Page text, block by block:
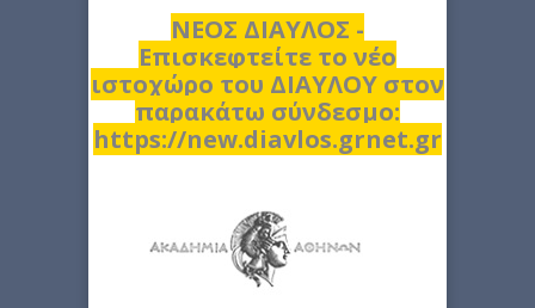
ΝΕΟΣ ΔΙΑΥΛΟΣ -
Επισκεφτείτε το νέο
ιστοχώρο του ΔΙΑΥΛΟΥ στον
παρακάτω σύνδεσμο:
https://new.diavlos.grnet.gr